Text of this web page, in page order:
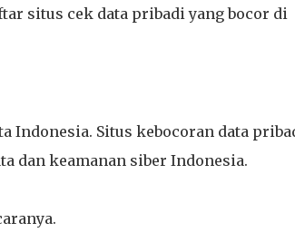
situs cek data pribadi yang bocor di
Indonesia. Situs kebocoran data
dan keamanan siber Indonesia.